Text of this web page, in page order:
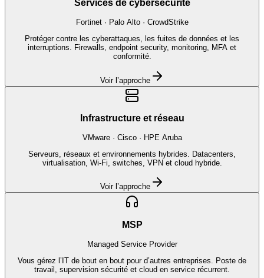
Services de cybersécurité
Fortinet · Palo Alto · CrowdStrike
Protéger contre les cyberattaques, les fuites de données et les
interruptions. Firewalls, endpoint security, monitoring, MFA et
conformité.
Voir l’approche
Infrastructure et réseau
VMware · Cisco · HPE Aruba
Serveurs, réseaux et environnements hybrides. Datacenters,
virtualisation, Wi-Fi, switches, VPN et cloud hybride.
Voir l’approche
MSP
Managed Service Provider
Vous gérez l’IT de bout en bout pour d’autres entreprises. Poste de
travail, supervision sécurité et cloud en service récurrent.